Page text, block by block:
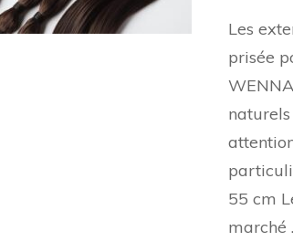
Les
prisée
55 cm
marché